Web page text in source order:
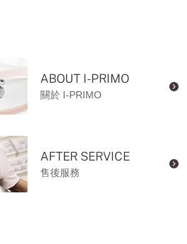
ABOUT I-PRIMO
關於 I-PRIMO
AFTER SERVICE
售後服務